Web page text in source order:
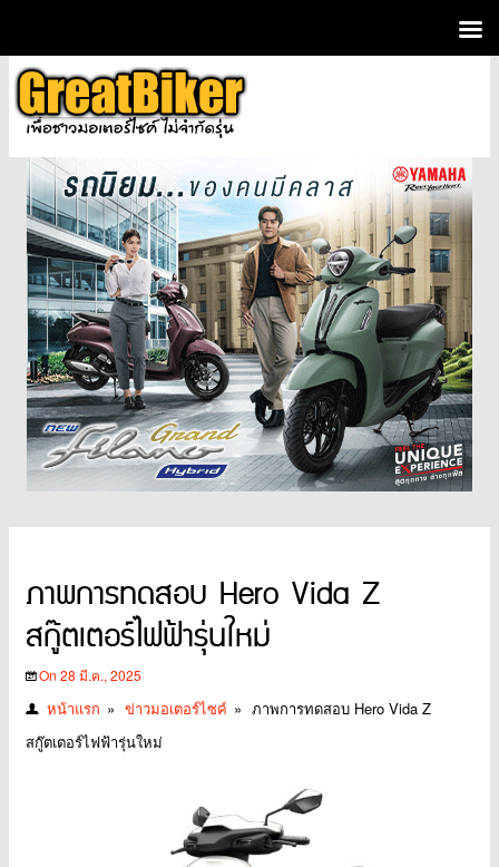
ภาพการทดสอบ Hero Vida Z
สกู๊ตเตอร์ไฟฟ้ารุ่นใหม่
On 28 มี.ค., 2025
หน้าแรก » ข่าวมอเตอร์ไซค์ » ภาพการทดสอบ Hero Vida Z
สกู๊ตเตอร์ไฟฟ้ารุ่นใหม่